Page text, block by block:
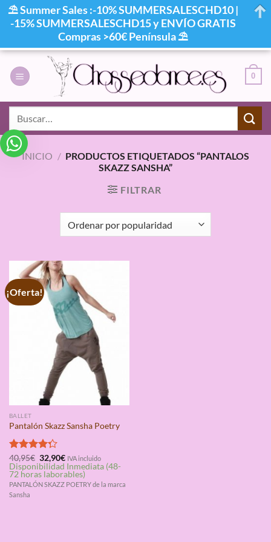
contenido
0
INICIO / PRODUCTOS ETIQUETADOS “PANTALOS
SKAZZ SANSHA”
FILTRAR
¡Oferta!
BALLET
Pantalón Skazz Sansha Poetry
Valorado
con4.25
de 5
40,95€ El
precio
original
era:
40,95€.
32,90€El
precio
actual
es:
32,90€.
IVA incluido
Disponibilidad Inmediata (48-
72 horas laborables)
PANTALÓN SKAZZ POETRY de la marca
Sansha
⛱ Summer Sales :-10% SUMMERSALESCHD10 |
-15% SUMMERSALESCHD15 y ENVÍO GRATIS
Compras >60€ Península ⛱